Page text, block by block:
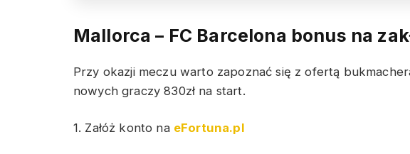
Mallorca – FC Barcelona bonus na
Przy okazji meczu warto zapoznać się z ofertą
nowych graczy 830zł na start.
1. Załóż konto na eFortuna.pl